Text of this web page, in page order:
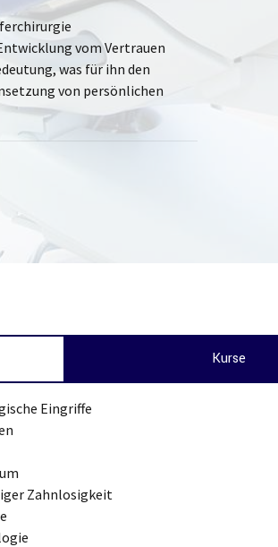
vom Vertrauen
was für ihn den
von persönlichen
Kurse
Eingriffe
Zahnlosigkeit